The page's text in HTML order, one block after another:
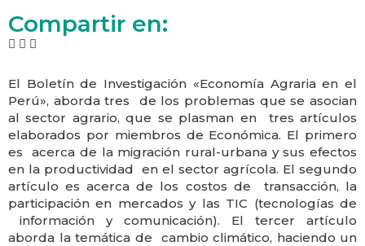
Compartir en:
El Boletín de Investigación «Economía Agraria en el
Perú», aborda tres de los problemas que se asocian
al sector agrario, que se plasman en tres artículos
elaborados por miembros de Económica. El primero
es acerca de la migración rural-urbana y sus efectos
en la productividad en el sector agrícola. El segundo
artículo es acerca de los costos de transacción, la
participación en mercados y las TIC (tecnologías de
información y comunicación). El tercer artículo
aborda la temática de cambio climático, haciendo un